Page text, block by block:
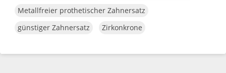
Metallfreier prothetischer Zahnersatz
günstiger Zahnersatz
Zirkonkrone